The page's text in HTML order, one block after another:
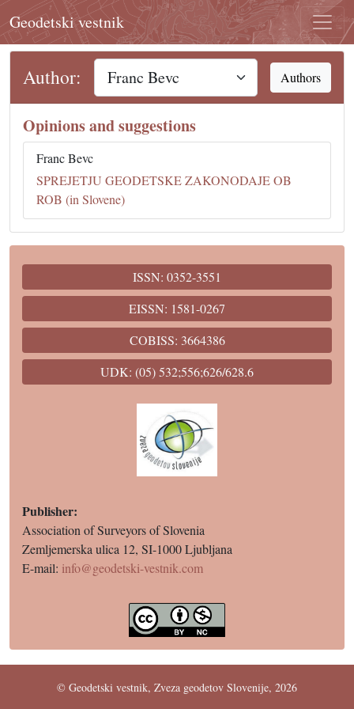
Geodetski vestnik
Author: Authors
Opinions and suggestions
Franc Bevc
SPREJETJU GEODETSKE ZAKONODAJE OB
ROB (in Slovene)
ISSN: 0352-3551
EISSN: 1581-0267
COBISS: 3664386
UDK: (05) 532;556;626/628.6
Publisher:
Association of Surveyors of Slovenia
Zemljemerska ulica 12, SI-1000 Ljubljana
E-mail: info@geodetski-vestnik.com
© Geodetski vestnik, Zveza geodetov Slovenije, 2026